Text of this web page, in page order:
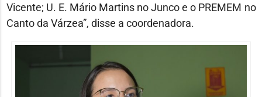
Vicente; U. E. Mário Martins no Junco e o PREMEM no
Canto da Várzea”, disse a coordenadora.